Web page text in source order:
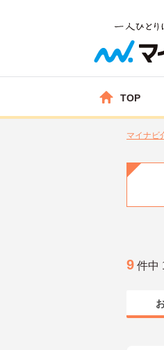
TOP
マイナビ
9 件中